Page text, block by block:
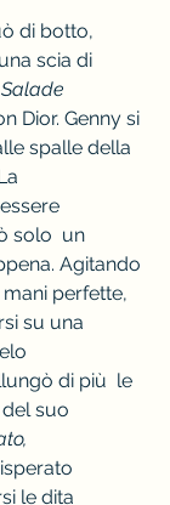
di botto,
scia di
Salade
Dior. Genny si
spalle della
solo  un
Agitando
mani perfette,
su una
di più  le
suo
le dita